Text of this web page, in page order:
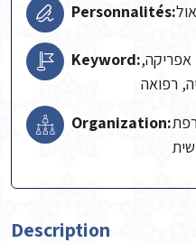
Personnalités:
Keyword:
רפואה
Organization:
Description